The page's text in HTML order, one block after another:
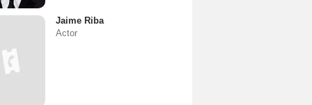
Jaime Riba
Actor